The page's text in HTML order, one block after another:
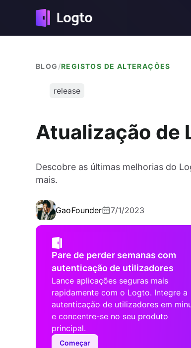
BLOG /REGISTOS DE ALTERAÇÕES
release
Atualização de
Descobre as últimas melhorias do
mais.
GaoFounder 7/1/2023
Pare de perder semanas com
autenticação de utilizadores
Lance aplicações seguras mais
rapidamente com o Logto. Integre a
autenticação de utilizadores em
e concentre-se no seu produto
principal.
Começar